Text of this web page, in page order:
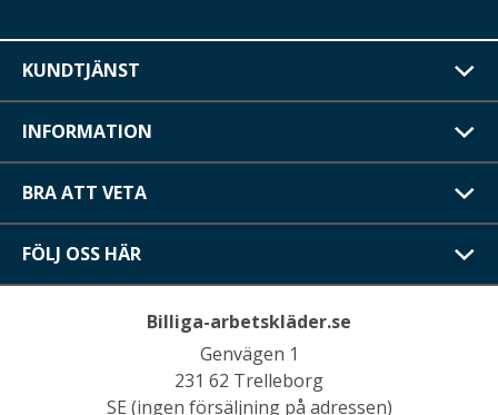
KUNDTJÄNST
INFORMATION
BRA ATT VETA
FÖLJ OSS HÄR
Billiga-arbetskläder.se
Genvägen 1
231 62 Trelleborg
SE (ingen försäljning på adressen)